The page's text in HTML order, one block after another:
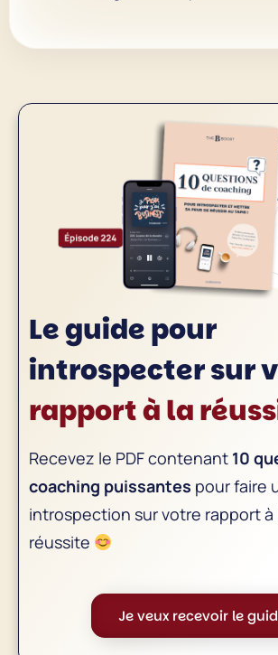
Le guide pour
introspecter sur
rapport à la
Recevez le PDF contenant 10
coaching puissantes pour faire
introspection sur votre rapport à
réussite
Je veux recevoir le